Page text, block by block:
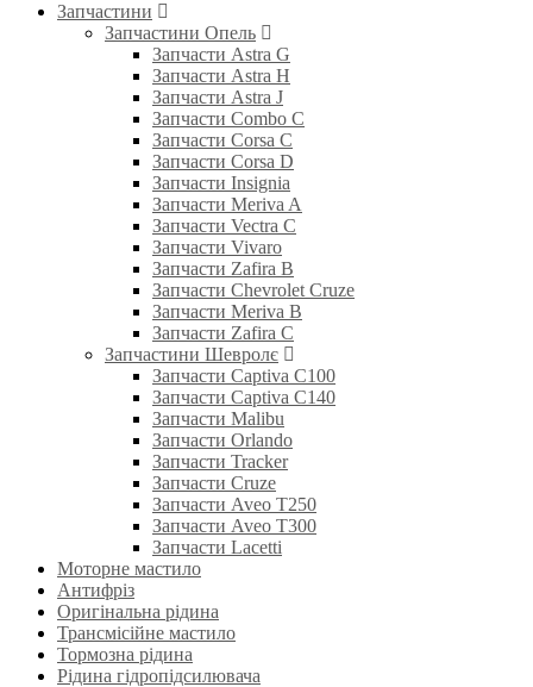
Запчастини
Запчастини Опель
Запчасти Astra G
Запчасти Astra H
Запчасти Astra J
Запчасти Combo C
Запчасти Corsa C
Запчасти Corsa D
Запчасти Insignia
Запчасти Meriva A
Запчасти Vectra C
Запчасти Vivaro
Запчасти Zafira B
Запчасти Chevrolet Cruze
Запчасти Meriva B
Запчасти Zafira C
Запчастини Шевролє
Запчасти Captiva C100
Запчасти Captiva C140
Запчасти Malibu
Запчасти Orlando
Запчасти Tracker
Запчасти Cruze
Запчасти Aveo T250
Запчасти Aveo T300
Запчасти Lacetti
Моторне мастило
Антифріз
Оригінальна рідина
Трансмісійне мастило
Тормозна рідина
Рідина гідропідсилювача